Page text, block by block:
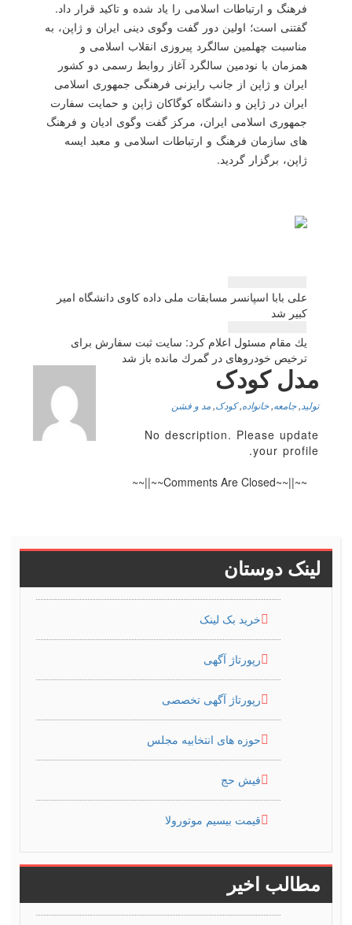
فرهنگ و ارتباطات اسلامی را یاد شده و تاكید قرار داد.
گفتنی است؛ اولین دور گفت وگوی دینی ایران و ژاپن، به
مناسبت چهلمین سالگرد پیروزی انقلاب اسلامی و
همزمان با نودمین سالگرد آغاز روابط رسمی دو كشور
ایران و ژاپن از جانب رایزنی فرهنگی جمهوری اسلامی
ایران در ژاپن و دانشگاه كوگاكان ژاپن و حمایت سفارت
جمهوری اسلامی ایران، مركز گفت وگوی ادیان و فرهنگ
های سازمان فرهنگ و ارتباطات اسلامی و معبد ایسه
ژاپن، برگزار گردید.
راهبری
نوشته
علی بابا اسپانسر مسابقات ملی داده كاوی دانشگاه امیر
كبیر شد
یك مقام مسئول اعلام كرد: سایت ثبت سفارش برای
ترخیص خودروهای در گمرك مانده باز شد
مدل کودک
تولید ,جامعه,خانواده,کودک, مد و فشن
No description. Please update
your profile.
~~||~~Comments Are Closed~~||~~
لینک دوستان
خرید بک لینک
رپورتاژ آگهی
رپورتاژ آگهی تخصصی
حوزه های انتخابیه مجلس
فیش حج
قیمت بیسیم موتورولا
مطالب اخیر